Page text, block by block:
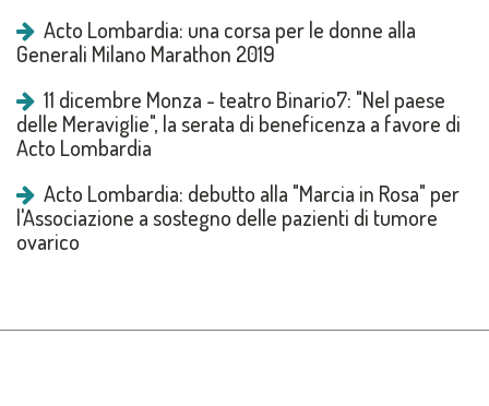
Acto Lombardia: una corsa per le donne alla
Generali Milano Marathon 2019
11 dicembre Monza - teatro Binario7: "Nel paese
delle Meraviglie", la serata di beneficenza a favore di
Acto Lombardia
Acto Lombardia: debutto alla "Marcia in Rosa" per
l'Associazione a sostegno delle pazienti di tumore
ovarico